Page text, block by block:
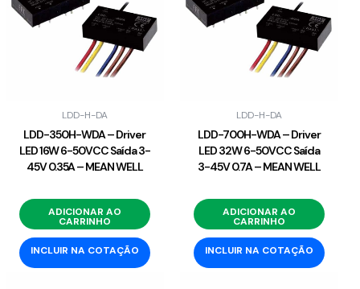
LDD-H-DA
LDD-350H-WDA – Driver
LED 16W 6-50VCC Saída 3-
45V 0.35A – MEAN WELL
ADICIONAR AO
CARRINHO
INCLUIR NA COTAÇÃO
LDD-H-DA
LDD-700H-WDA – Driver
LED 32W 6-50VCC Saída
3-45V 0.7A – MEAN WELL
ADICIONAR AO
CARRINHO
INCLUIR NA COTAÇÃO